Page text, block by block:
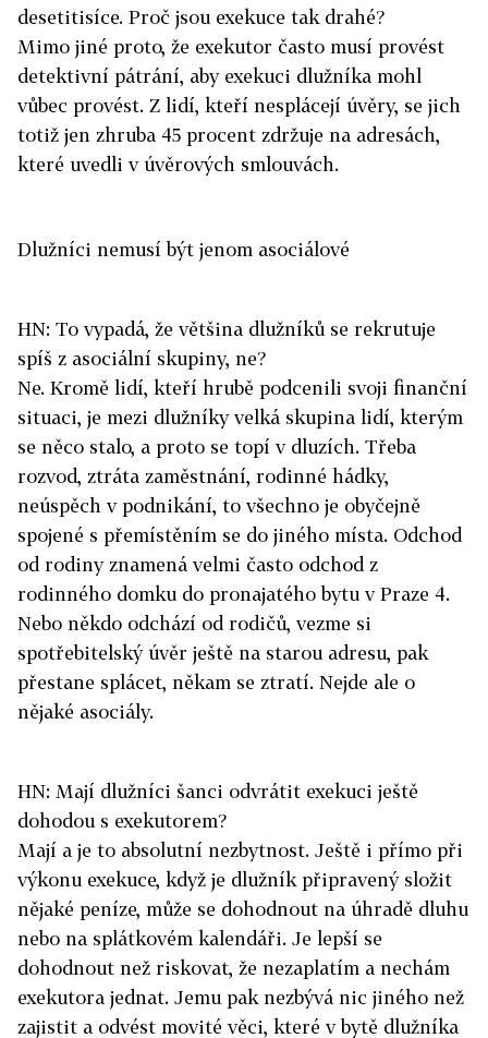
desetitisíce. Proč jsou exekuce tak drahé?
Mimo jiné proto, že exekutor často musí provést
detektivní pátrání, aby exekuci dlužníka mohl
vůbec provést. Z lidí, kteří nesplácejí úvěry, se jich
totiž jen zhruba 45 procent zdržuje na adresách,
které uvedli v úvěrových smlouvách.
Dlužníci nemusí být jenom asociálové
HN: To vypadá, že většina dlužníků se rekrutuje
spíš z asociální skupiny, ne?
Ne. Kromě lidí, kteří hrubě podcenili svoji finanční
situaci, je mezi dlužníky velká skupina lidí, kterým
se něco stalo, a proto se topí v dluzích. Třeba
rozvod, ztráta zaměstnání, rodinné hádky,
neúspěch v podnikání, to všechno je obyčejně
spojené s přemístěním se do jiného místa. Odchod
od rodiny znamená velmi často odchod z
rodinného domku do pronajatého bytu v Praze 4.
Nebo někdo odchází od rodičů, vezme si
spotřebitelský úvěr ještě na starou adresu, pak
přestane splácet, někam se ztratí. Nejde ale o
nějaké asociály.
HN: Mají dlužníci šanci odvrátit exekuci ještě
dohodou s exekutorem?
Mají a je to absolutní nezbytnost. Ještě i přímo při
výkonu exekuce, když je dlužník připravený složit
nějaké peníze, může se dohodnout na úhradě dluhu
nebo na splátkovém kalendáři. Je lepší se
dohodnout než riskovat, že nezaplatím a nechám
exekutora jednat. Jemu pak nezbývá nic jiného než
zajistit a odvést movité věci, které v bytě dlužníka